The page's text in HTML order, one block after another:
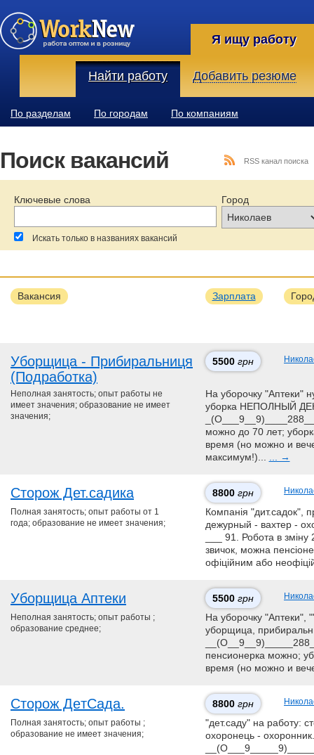
Я ищу работу
Найти работу Добавить резюме
По разделам По городам По компаниям
Поиск вакансий
Ключевые слова Город
Искать только в названиях вакансий
RSS канал поиска
Вакансия Зарплата
Уборщица - Прибиральниця
(Подработка)
5500 грн
Неполная занятость; опыт работы не
имеет значения; образование не имеет
значения;
На уборочку "Аптеки"
уборка НЕПОЛНЫЙ
можно до 70 лет;
время (но можно и
максимум!)... ... →
Сторож Дет.садика 8800 грн
Полная занятость; опыт работы от 1
года; образование не имеет значения;
Компанія "дит.садок",
дежурный - вахтер -
___ 91. Робота в
звичок, можна
офіційним або
Уборщица Аптеки 5500 грн
Неполная занятость; опыт работы ;
образование среднее;
На уборочку
уборщица,
пенсионерка можно;
время (но можно и
Сторож ДeтСaда. 8800 грн
Полная занятость; опыт работы ;
образование не имеет значения;
"дет.саду" на работу:
охоронець - охоронник.